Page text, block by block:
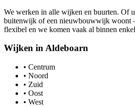
We werken in alle wijken en buurten. Of
buitenwijk of een nieuwbouwwijk woont
flexibel en we komen vaak al binnen
Wijken inAldeboarn
• Centrum
• Noord
• Zuid
• Oost
• West